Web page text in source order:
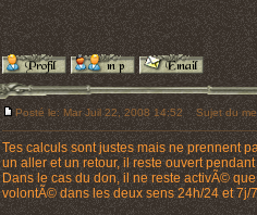
Posté le: Mar Juil 22, 2008 14:52 Sujet du
Tes calculs sont justes mais ne prennent
un aller et un retour, il reste ouvert
Dans le cas du don, il ne reste activÃ©
volontÃ© dans les deux sens 24h/24 et 7j/